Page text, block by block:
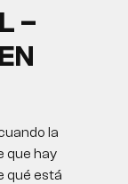
–
la
que hay
qué está